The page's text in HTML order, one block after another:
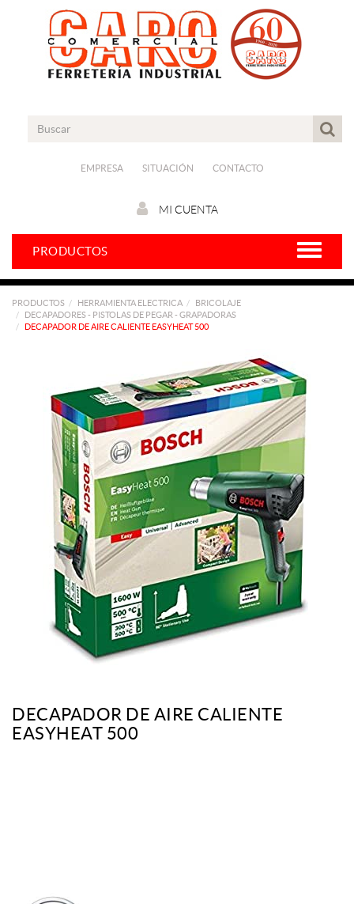
EMPRESA SITUACIÓN CONTACTO
MI CUENTA
PRODUCTOS
PRODUCTOS HERRAMIENTA ELECTRICA
BRICOLAJE
DECAPADORES - PISTOLAS DE PEGAR - GRAPADORAS
DECAPADOR DE AIRE CALIENTE EASYHEAT 500
DECAPADOR DE AIRE CALIENTE
EASYHEAT 500